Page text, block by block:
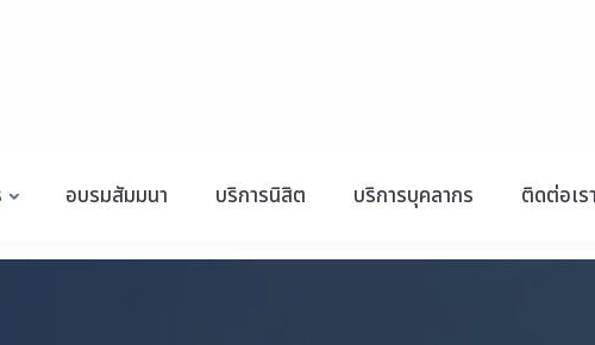
อบรมสัมมนา บริการนิสิต บริการบุคลากร ติดต่อเรา